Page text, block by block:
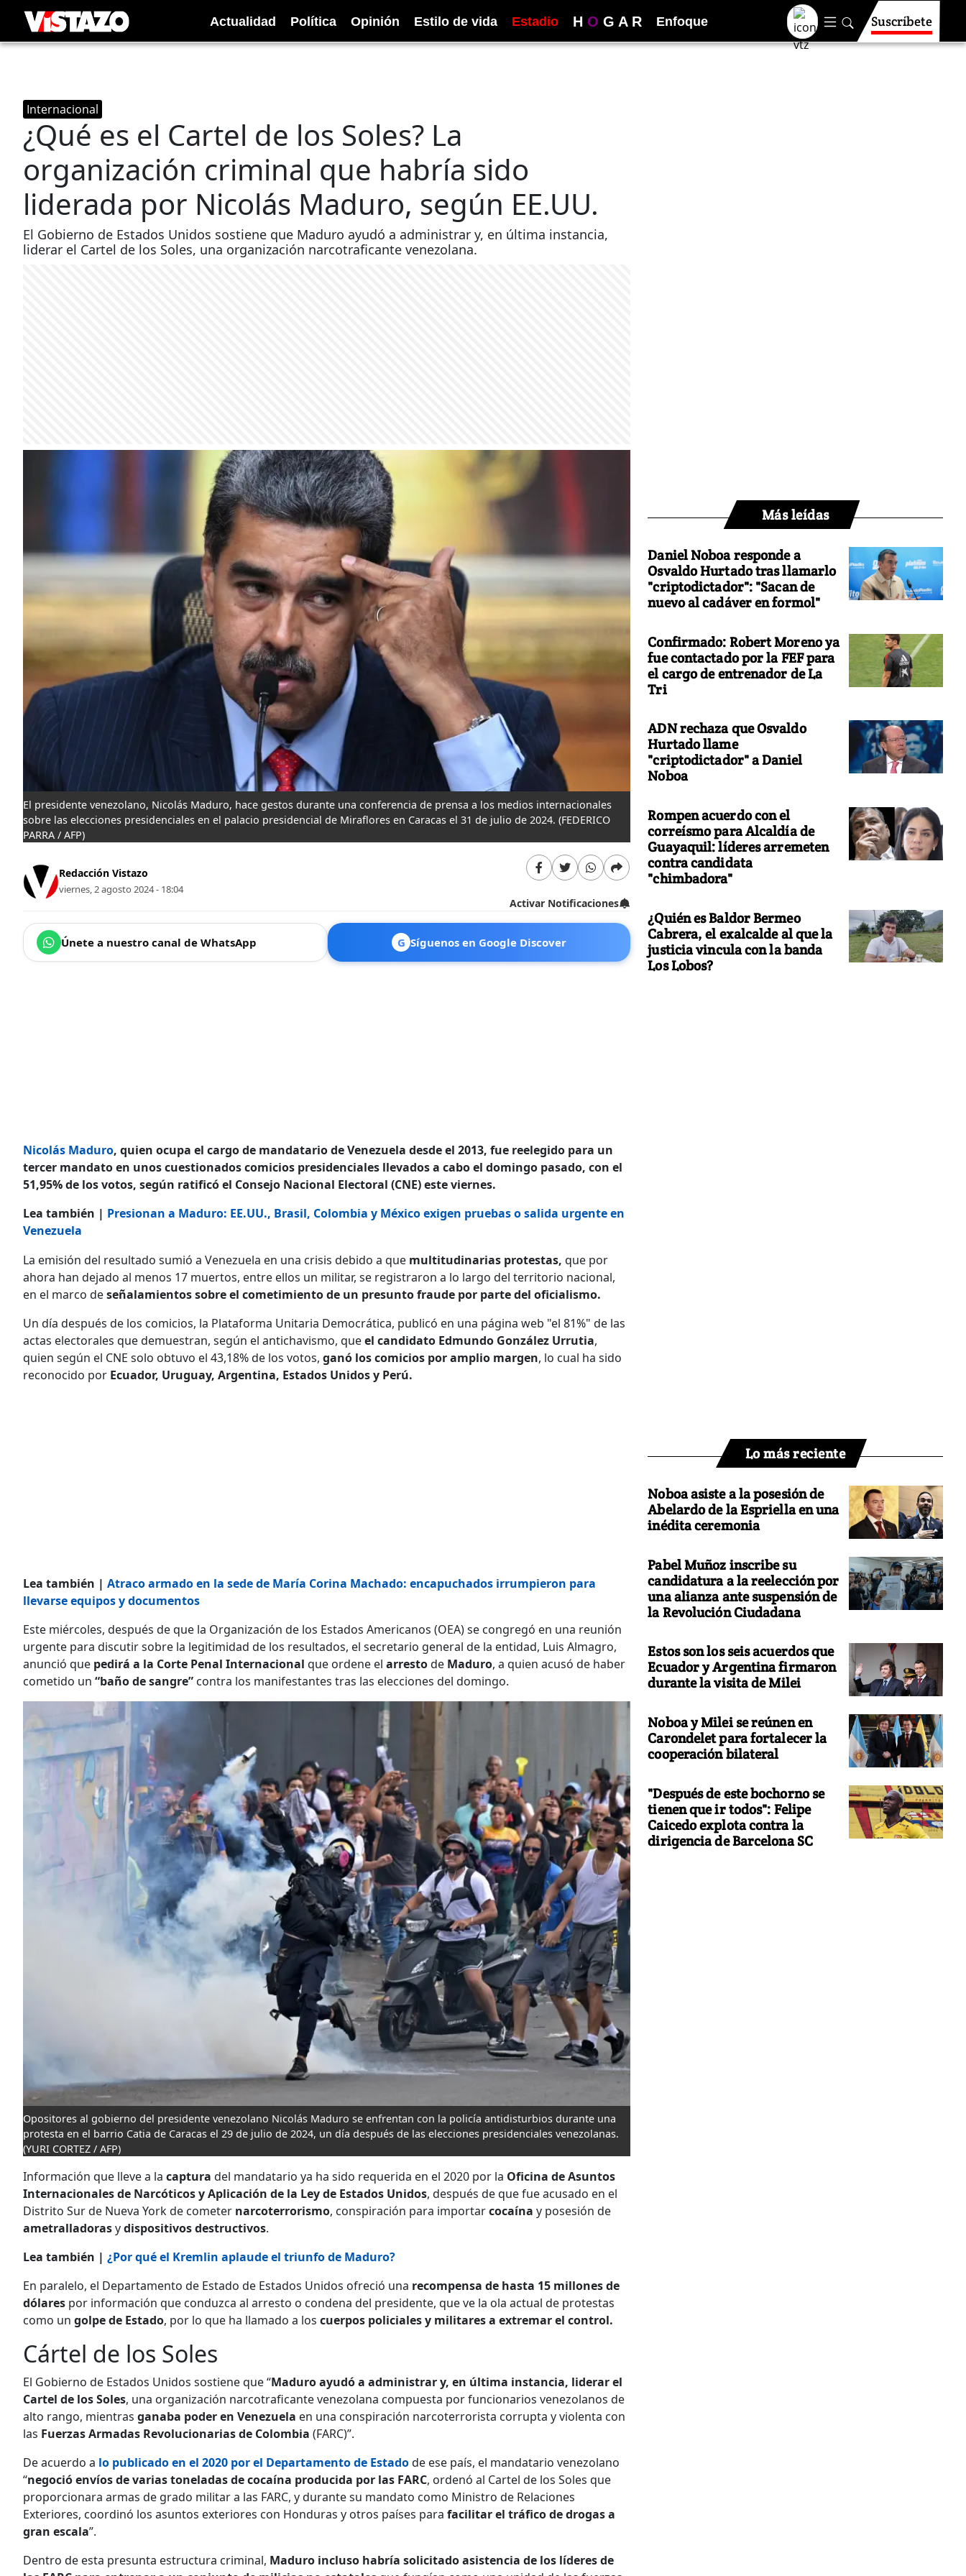
Actualidad Política Opinión Estilo de vida Estadio H O G A R Enfoque Suscríbete
Internacional
¿Qué es el Cartel de los Soles? La
organización criminal que habría sido
liderada por Nicolás Maduro, según EE.UU.
El Gobierno de Estados Unidos sostiene que Maduro ayudó a administrar y, en última instancia,
liderar el Cartel de los Soles, una organización narcotraficante venezolana.
El presidente venezolano, Nicolás Maduro, hace gestos durante una conferencia de prensa a los medios internacionales
sobre las elecciones presidenciales en el palacio presidencial de Miraflores en Caracas el 31 de julio de 2024. (FEDERICO
PARRA / AFP)
Redacción Vistazo
viernes, 2 agosto 2024 - 18:04
Activar Notificaciones
Únete a nuestro canal de WhatsApp G Síguenos en Google Discover
Nicolás Maduro, quien ocupa el cargo de mandatario de Venezuela desde el 2013, fue reelegido para un
tercer mandato en unos cuestionados comicios presidenciales llevados a cabo el domingo pasado, con el
51,95% de los votos, según ratificó el Consejo Nacional Electoral (CNE) este viernes.
Lea también | Presionan a Maduro: EE.UU., Brasil, Colombia y México exigen pruebas o salida urgente en
Venezuela
La emisión del resultado sumió a Venezuela en una crisis debido a que multitudinarias protestas, que por
ahora han dejado al menos 17 muertos, entre ellos un militar, se registraron a lo largo del territorio nacional,
en el marco deseñalamientos sobre el cometimiento de un presunto fraude por parte del oficialismo.
Un día después de los comicios, la Plataforma Unitaria Democrática, publicó en una página web "el 81%" de las
actas electorales que demuestran, según el antichavismo, queel candidato Edmundo González Urrutia,
quien según el CNE solo obtuvo el 43,18% de los votos, ganó los comicios por amplio margen, lo cual ha sido
reconocido por Ecuador, Uruguay, Argentina, Estados Unidos y Perú.
Lea también | Atraco armado en la sede de María Corina Machado: encapuchados irrumpieron para
llevarse equipos y documentos
Este miércoles, después de que la Organización de los Estados Americanos (OEA) se congregó en una reunión
urgente para discutir sobre la legitimidad de los resultados, el secretario general de la entidad, Luis Almagro,
anunció que pedirá a la Corte Penal Internacional que ordene el arrestode Maduro, a quien acusó de haber
cometido un “baño de sangre” contra los manifestantes tras las elecciones del domingo.
Opositores al gobierno del presidente venezolano Nicolás Maduro se enfrentan con la policía antidisturbios durante una
protesta en el barrio Catia de Caracas el 29 de julio de 2024, un día después de las elecciones presidenciales venezolanas.
(YURI CORTEZ / AFP)
Información que lleve a la captura del mandatario ya ha sido requerida en el 2020 por la Oficina de Asuntos
Internacionales de Narcóticos y Aplicación de la Ley de Estados Unidos, después de que fue acusado en el
Distrito Sur de Nueva York de cometer narcoterrorismo, conspiración para importarcocaína y posesión de
ametralladorasydispositivos destructivos.
Lea también | ¿Por qué el Kremlin aplaude el triunfo de Maduro?
En paralelo, el Departamento de Estado de Estados Unidos ofreció una recompensa de hasta 15 millones de
dólares por información que conduzca al arresto o condena del presidente, que ve la ola actual de protestas
como un golpe de Estado, por lo que ha llamado a los cuerpos policiales y militares a extremar el control.
Cártel de los Soles
El Gobierno de Estados Unidos sostiene que “Maduro ayudó a administrar y, en última instancia, liderar el
Cartel de los Soles, una organización narcotraficante venezolana compuesta por funcionarios venezolanos de
alto rango, mientras ganaba poder en Venezuela en una conspiración narcoterrorista corrupta y violenta con
las Fuerzas Armadas Revolucionarias de Colombia (FARC)”.
De acuerdo a lo publicado en el 2020 por el Departamento de Estadode ese país, el mandatario venezolano
“negoció envíos de varias toneladas de cocaína producida por las FARC, ordenó al Cartel de los Soles que
proporcionara armas de grado militar a las FARC, y durante su mandato como Ministro de Relaciones
Exteriores, coordinó los asuntos exteriores con Honduras y otros países para facilitar el tráfico de drogas a
gran escala”.
Dentro de esta presunta estructura criminal, Maduro incluso habría solicitado asistencia de los líderes de
Más leídas
Daniel Noboa responde a
Osvaldo Hurtado tras llamarlo
"criptodictador": "Sacan de
nuevo al cadáver en formol"
Confirmado: Robert Moreno ya
fue contactado por la FEF para
el cargo de entrenador de La
Tri
ADN rechaza que Osvaldo
Hurtado llame
"criptodictador" a Daniel
Noboa
Rompen acuerdo con el
correísmo para Alcaldía de
Guayaquil: líderes arremeten
contra candidata
"chimbadora"
¿Quién es Baldor Bermeo
Cabrera, el exalcalde al que la
justicia vincula con la banda
Los Lobos?
Lo más reciente
Noboa asiste a la posesión de
Abelardo de la Espriella en una
inédita ceremonia
Pabel Muñoz inscribe su
candidatura a la reelección por
una alianza ante suspensión de
la Revolución Ciudadana
Estos son los seis acuerdos que
Ecuador y Argentina firmaron
durante la visita de Milei
Noboa y Milei se reúnen en
Carondelet para fortalecer la
cooperación bilateral
"Después de este bochorno se
tienen que ir todos": Felipe
Caicedo explota contra la
dirigencia de Barcelona SC